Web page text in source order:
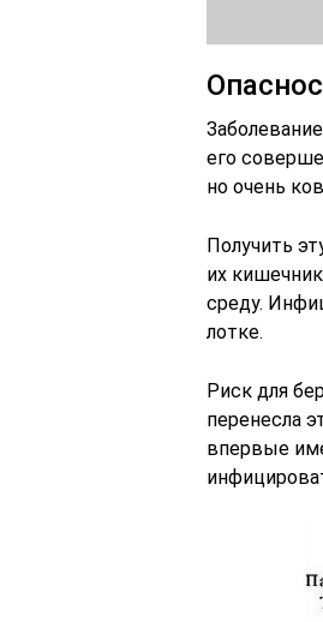
его
но очень
Получить
их
среду.
лотке.
Риск для
перенесла
впервые